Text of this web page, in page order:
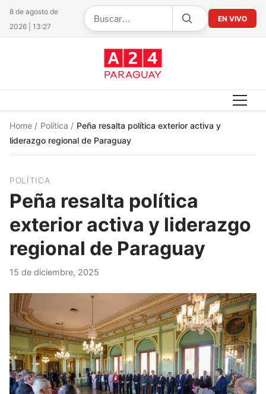
8 de agosto de
2026 | 13:27
EN VIVO
Home / Política / Peña resalta política exterior activa y
liderazgo regional de Paraguay
POLÍTICA
Peña resalta política
exterior activa y liderazgo
regional de Paraguay
15 de diciembre, 2025